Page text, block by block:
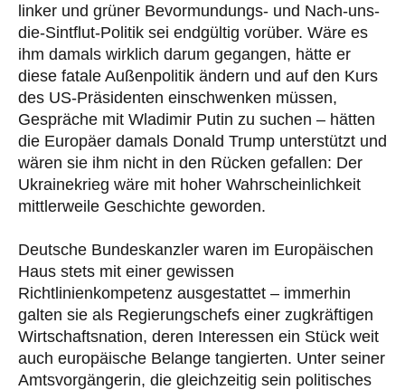
linker und grüner Bevormundungs- und Nach-uns-
die-Sintflut-Politik sei endgültig vorüber. Wäre es
ihm damals wirklich darum gegangen, hätte er
diese fatale Außenpolitik ändern und auf den Kurs
des US-Präsidenten einschwenken müssen,
Gespräche mit Wladimir Putin zu suchen – hätten
die Europäer damals Donald Trump unterstützt und
wären sie ihm nicht in den Rücken gefallen: Der
Ukrainekrieg wäre mit hoher Wahrscheinlichkeit
mittlerweile Geschichte geworden.
Deutsche Bundeskanzler waren im Europäischen
Haus stets mit einer gewissen
Richtlinienkompetenz ausgestattet – immerhin
galten sie als Regierungschefs einer zugkräftigen
Wirtschaftsnation, deren Interessen ein Stück weit
auch europäische Belange tangierten. Unter seiner
Amtsvorgängerin, die gleichzeitig sein politisches